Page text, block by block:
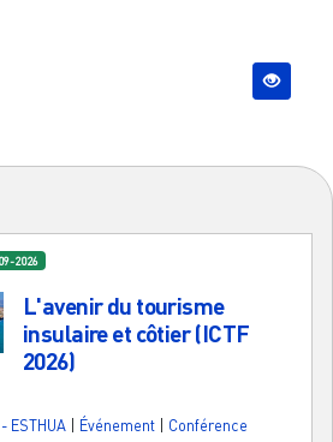
2026
L'avenir du tourisme
insulaire et côtier (ICTF
2026)
ESTHUA Événement Conférence